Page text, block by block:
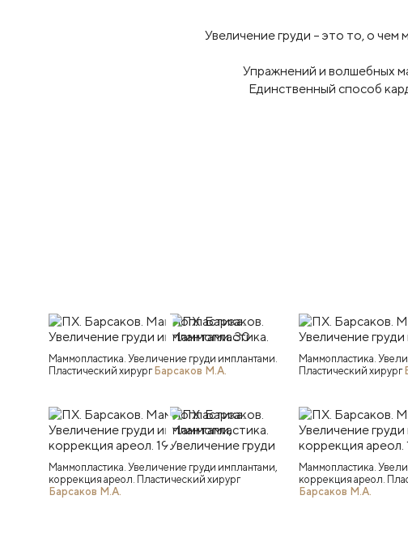
Увеличение груди – это то, о
Упражнений и волшебных
Единственный способ
Маммопластика. Увеличение груди имплантами.
Пластический хирург Барсаков М.А.
Маммопластика.
Пластический хирург
Маммопластика. Увеличение груди имплантами,
коррекция ареол. Пластический хирург
Барсаков М.А.
Маммопластика.
коррекция ареол.
Барсаков М.А.